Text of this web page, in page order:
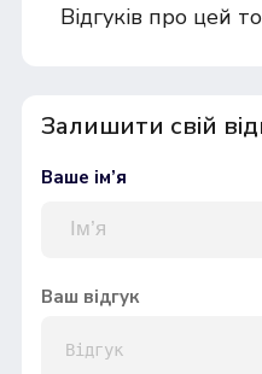
Відгуків про цей
Залишити свій
Ваше ім’я
Ваш відгук